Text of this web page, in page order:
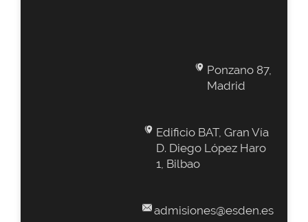
Ponzano 87,
Madrid
Edificio BAT, Gran Vía
D. Diego López Haro
1, Bilbao
admisiones@esden.es